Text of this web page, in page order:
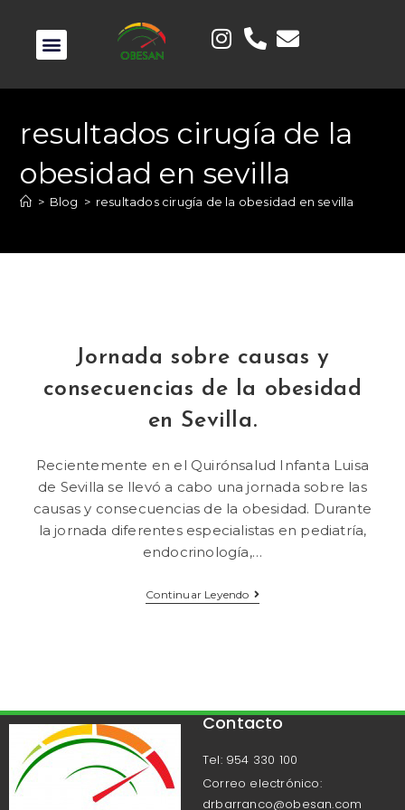
resultados cirugía de la
obesidad en sevilla
> Blog > resultados cirugía de la obesidad en sevilla
Jornada sobre causas y
consecuencias de la obesidad
en Sevilla.
Recientemente en el Quirónsalud Infanta Luisa
de Sevilla se llevó a cabo una jornada sobre las
causas y consecuencias de la obesidad. Durante
la jornada diferentes especialistas en pediatría,
endocrinología,…
Continuar Leyendo
Contacto
Tel: 954 330 100
Correo electrónico:
drbarranco@obesan.com